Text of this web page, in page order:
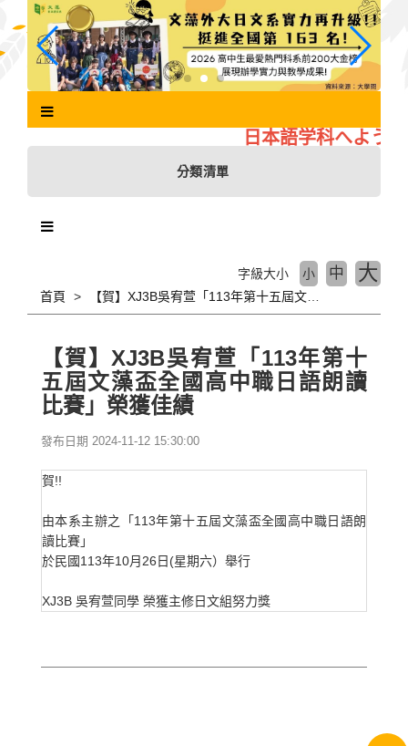
主
日本語学科へようこ
分類清單
首頁
字級大小 小 中 大
【賀】XJ3B吳宥萱「113年第十
五屆文藻盃全國高中職日語朗讀
比賽」榮獲佳績
發布日期 2024-11-12 15:30:00
賀!!
由本系主辦之「113年第十五屆文藻盃全國高中職日語朗
讀比賽」
於民國113年10月26日(星期六）舉行
XJ3B 吳宥萱同學 榮獲主修日文組努力獎